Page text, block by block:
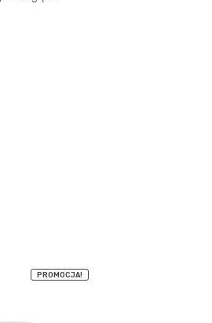
PROMOCJA!